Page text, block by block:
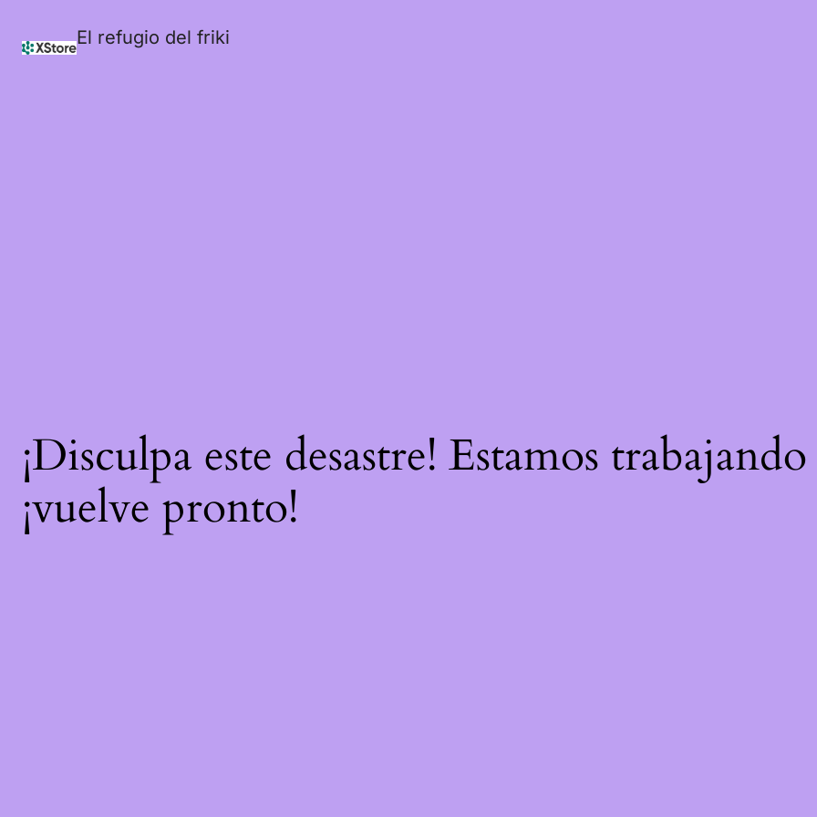
El refugio del friki
¡Disculpa este desastre! Estamos
¡vuelve pronto!